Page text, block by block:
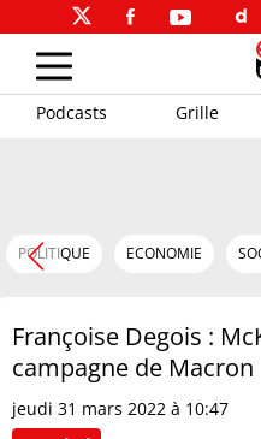
Podcasts Grille
POLITIQUE ECONOMIE
Françoise Degois :
campagne de Macron
jeudi 31 mars 2022 à 10:47